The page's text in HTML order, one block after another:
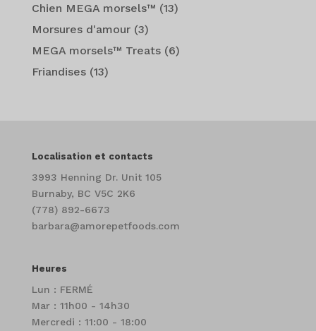
Chien MEGA morsels™ (13)
Morsures d'amour (3)
MEGA morsels™ Treats (6)
Friandises (13)
Localisation et contacts
3993 Henning Dr. Unit 105
Burnaby, BC V5C 2K6
(778) 892-6673
barbara@amorepetfoods.com
Heures
Lun : FERMÉ
Mar : 11h00 - 14h30
Mercredi : 11:00 - 18:00